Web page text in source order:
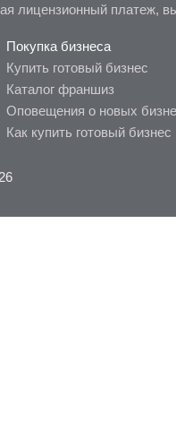
лицензионный платеж,
Покупка бизнеса
Купить готовый бизнес
Каталог франшиз
Оповещения о новых
Как купить готовый бизнес